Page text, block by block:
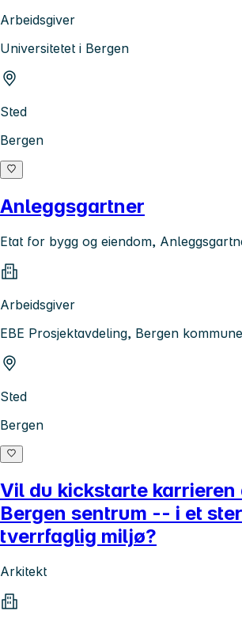
Arbeidsgiver
Universitetet i Bergen
Sted
Bergen
Anleggsgartner
Etat for bygg og eiendom,
Arbeidsgiver
EBE Prosjektavdeling, Bergen kommune
Sted
Bergen
Vil du kickstarte karrieren
Bergen sentrum -- i et
tverrfaglig miljø?
Arkitekt